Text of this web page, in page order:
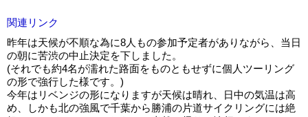
関連リンク
昨年は天候が不順な為に8人もの参加予定者がありながら、当日
の朝に苦渋の中止決定を下しました。
(それでも約4名が濡れた路面をものともせずに個人ツーリング
の形で強行した様です。)
今年はリベンジの形になりますが天候は晴れ、日中の気温は高
め、しかも北の強風で千葉から勝浦の片道サイクリングには絶